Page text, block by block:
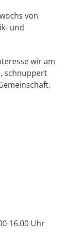
von
und
wir am
schnuppert
16.00 Uhr